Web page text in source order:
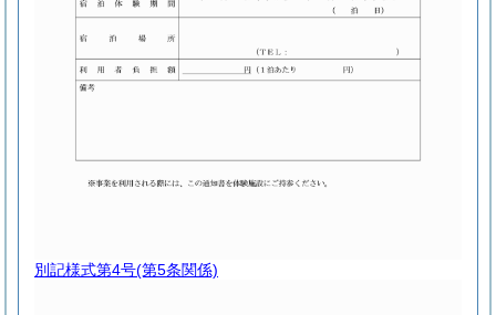
別記様式第4号(第5条関係)